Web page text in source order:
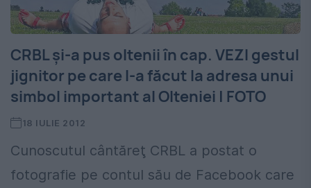
CRBL şi-a pus oltenii în cap. VEZI gestul
jignitor pe care l-a făcut la adresa unui
simbol important al Olteniei | FOTO
18 IULIE 2012
Cunoscutul cântăreţ CRBL a postat o
fotografie pe contul său de Facebook care